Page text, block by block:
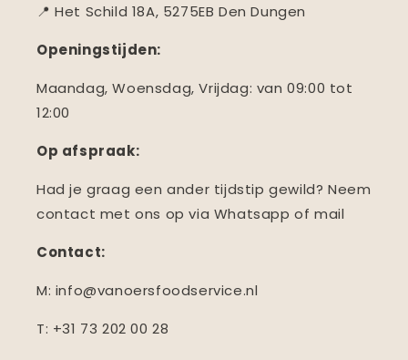
📍 Het Schild 18A, 5275EB Den Dungen
Openingstijden:
Maandag, Woensdag, Vrijdag: van 09:00 tot
12:00
Op afspraak:
Had je graag een ander tijdstip gewild? Neem
contact met ons op via Whatsapp of mail
Contact:
M: info@vanoersfoodservice.nl
T: +31 73 202 00 28